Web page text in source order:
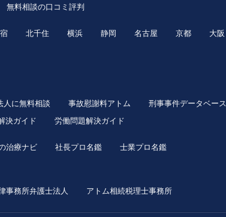
無料相談の口コミ評判
北千住 横浜 静岡 名古屋 京都
大阪
人に無料相談 事故慰謝料アトム
刑事事件データベース
決ガイド 労働問題解決ガイド
治療ナビ 社長プロ名鑑
士業プロ名鑑
事務所弁護士法人 アトム相続税理士事務所